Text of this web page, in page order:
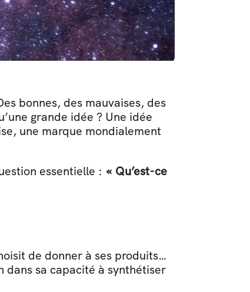
bonnes, des mauvaises, des
grande idée ? Une idée
une marque mondialement
essentielle : « Qu’est-ce
de donner à ses produits…
dans sa capacité à synthétiser